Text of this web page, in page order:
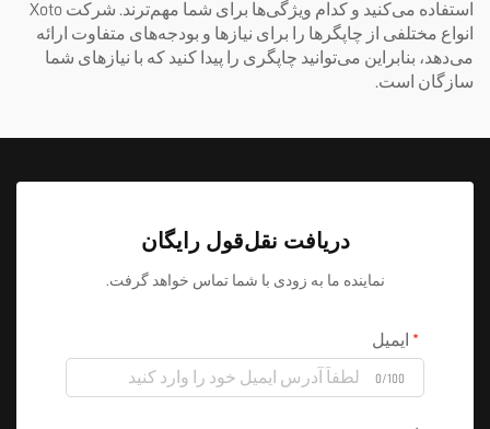
استفاده می‌کنید و کدام ویژگی‌ها برای شما مهم‌ترند. شرکت Xoto
انواع مختلفی از چاپگرها را برای نیازها و بودجه‌های متفاوت ارائه
می‌دهد، بنابراین می‌توانید چاپگری را پیدا کنید که با نیازهای شما
سازگان است.
دریافت نقل‌قول رایگان
نماینده ما به زودی با شما تماس خواهد گرفت.
ایمیل
0/100